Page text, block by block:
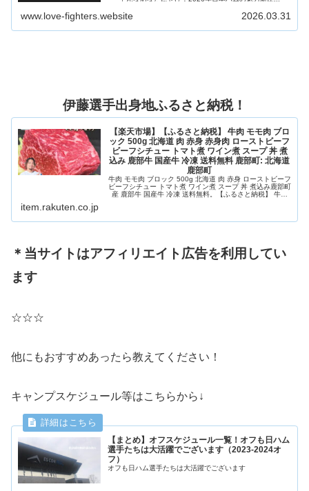
www.love-fighters.website 2026.03.31
伊藤選手出身地ふるさと納税！
【楽天市場】【ふるさと納税】 牛肉 モモ肉 ブロ
ック 500g 北海道 肉 赤身 赤身肉 ローストビーフ
ビーフシチュー トマト煮 ワイン煮 スープ 丼 煮
込み 鹿部牛 国産牛 冷凍 送料無料 鹿部町: 北海道
鹿部町
牛肉 モモ肉 ブロック 500g 北海道 肉 赤身 ローストビーフ
ビーフシチュー トマト煮 ワイン煮 スープ 丼 煮込み鹿部町
産 鹿部牛 国産牛 冷凍 送料無料。【ふるさと納税】 牛肉
item.rakuten.co.jp
＊当サイトはアフィリエイト広告を利用してい
ます
☆☆☆
他にもおすすめあったら教えてください！
キャンプスケジュール等はこちらから↓
【まとめ】オフスケジュール一覧！オフも日ハム
選手たちは大活躍でございます（2023-2024オ
フ）
オフも日ハム選手たちは大活躍でございます